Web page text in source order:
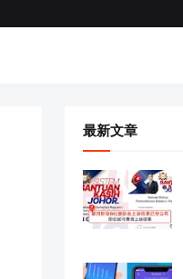
最新文章